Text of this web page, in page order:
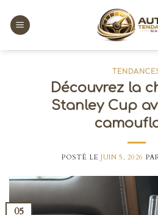
content
Découvrez la
Stanley Cup
POSTÉ LEJUIN 5, 2026
05